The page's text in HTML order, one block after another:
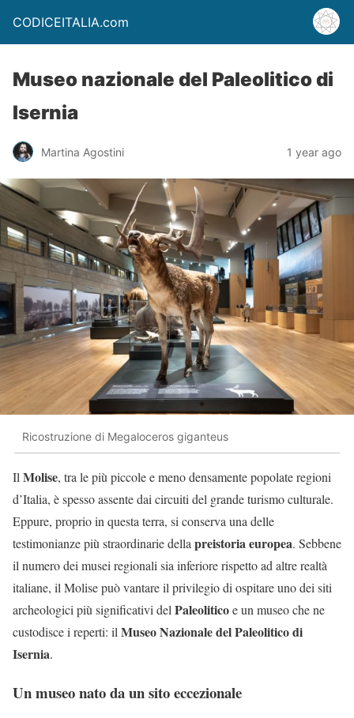
CODICEITALIA.com
Museo nazionale del Paleolitico di
Isernia
Martina Agostini 1 year ago
Ricostruzione di Megaloceros giganteus
IlMolise, tra le più piccole e meno densamente popolate regioni
d’Italia, è spesso assente dai circuiti del grande turismo culturale.
Eppure, proprio in questa terra, si conserva una delle
testimonianze più straordinarie dellapreistoria europea. Sebbene
il numero dei musei regionali sia inferiore rispetto ad altre realtà
italiane, il Molise può vantare il privilegio di ospitare uno dei siti
archeologici più significativi delPaleoliticoe un museo che ne
custodisce i reperti: ilMuseo Nazionale del Paleolitico di
Isernia.
Un museo nato da un sito eccezionale